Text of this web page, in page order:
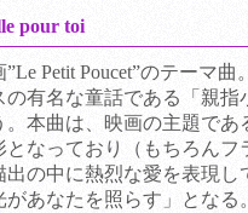
pour toi
Petit Poucet”のテーマ
の有名な童話である「親
本曲は、映画の主題であ
となっており（もちろんフ
出の中に熱烈な愛を表現
があなたを照らす」となる